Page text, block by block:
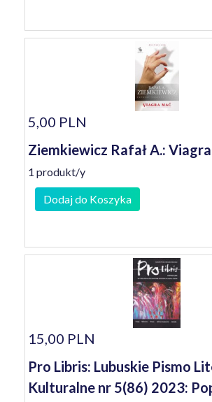
5,00 PLN
Ziemkiewicz Rafał A.:
1 produkt/y
Dodaj do Koszyka
15,00 PLN
Pro Libris: Lubuskie Pismo
Kulturalne nr 5(86) 2023: